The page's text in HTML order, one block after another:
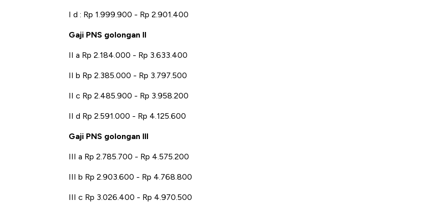
I d : Rp 1.999.900 - Rp 2.901.400
Gaji PNS golongan II
II a Rp 2.184.000 - Rp 3.633.400
II b Rp 2.385.000 - Rp 3.797.500
II c Rp 2.485.900 - Rp 3.958.200
II d Rp 2.591.000 - Rp 4.125.600
Gaji PNS golongan III
III a Rp 2.785.700 - Rp 4.575.200
III b Rp 2.903.600 - Rp 4.768.800
III c Rp 3.026.400 - Rp 4.970.500